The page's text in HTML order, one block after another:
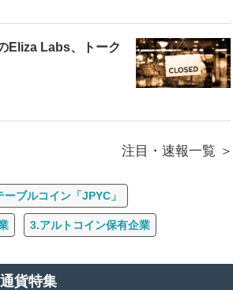
Eliza Labs、トーク
注目・速報一覧
ーブルコイン「JPYC」
3.アルトコイン保有企業
貨特集